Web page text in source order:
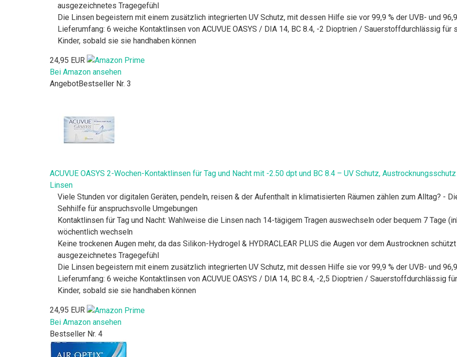
ausgezeichnetes Tragegefühl
Die Linsen begeistern mit einem zusätzlich integrierten UV Schutz, mit dessen Hilfe sie vor 99,9 % der UVB- und
Lieferumfang: 6 weiche Kontaktlinsen von ACUVUE OASYS / DIA 14, BC 8.4, -2 Dioptrien / Sauerstoffdurchlässig für
Kinder, sobald sie sie handhaben können
24,95 EUR
Bei Amazon ansehen
AngebotBestseller Nr. 3
ACUVUE OASYS 2-Wochen-Kontaktlinsen für Tag und Nacht mit -2.50 dpt und BC 8.4 – UV Schutz,
Linsen
Viele Stunden vor digitalen Geräten, pendeln, reisen & der Aufenthalt in klimatisierten Räumen zählen zum Alltag? -
Sehhilfe für anspruchsvolle Umgebungen
Kontaktlinsen für Tag und Nacht: Wahlweise die Linsen nach 14-tägigem Tragen auswechseln oder bequem 7 Tage
wöchentlich wechseln
Keine trockenen Augen mehr, da das Silikon-Hydrogel & HYDRACLEAR PLUS die Augen vor dem Austrocknen
ausgezeichnetes Tragegefühl
Die Linsen begeistern mit einem zusätzlich integrierten UV Schutz, mit dessen Hilfe sie vor 99,9 % der UVB- und
Lieferumfang: 6 weiche Kontaktlinsen von ACUVUE OASYS / DIA 14, BC 8.4, -2,5 Dioptrien / Sauerstoffdurchlässig
Kinder, sobald sie sie handhaben können
24,95 EUR
Bei Amazon ansehen
Bestseller Nr. 4